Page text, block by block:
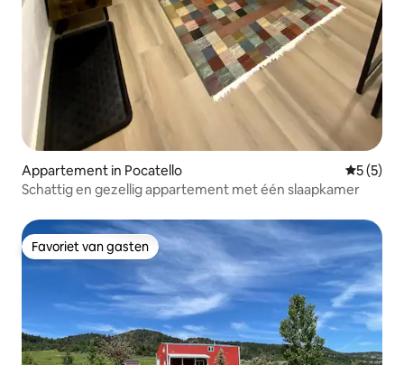
Appartement in Pocatello
5 (5)
Schattig en gezellig appartement met één slaapkamer
Favoriet van gasten
Favoriet van gasten